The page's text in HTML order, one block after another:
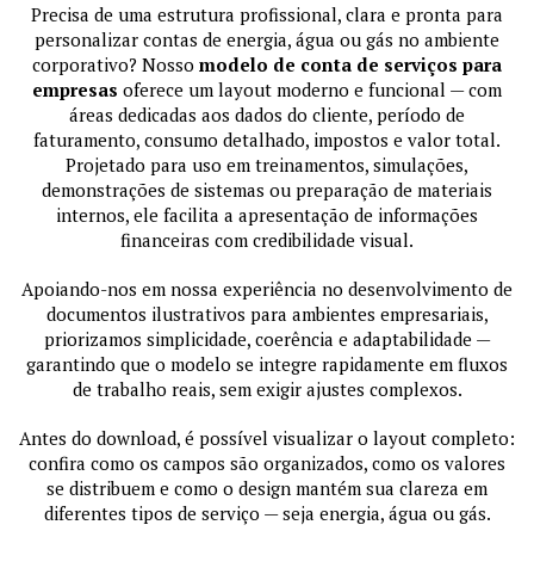
Precisa de uma estrutura profissional, clara e pronta para
personalizar contas de energia, água ou gás no ambiente
corporativo? Nosso modelo de conta de serviços para
empresas oferece um layout moderno e funcional — com
áreas dedicadas aos dados do cliente, período de
faturamento, consumo detalhado, impostos e valor total.
Projetado para uso em treinamentos, simulações,
demonstrações de sistemas ou preparação de materiais
internos, ele facilita a apresentação de informações
financeiras com credibilidade visual.
Apoiando-nos em nossa experiência no desenvolvimento de
documentos ilustrativos para ambientes empresariais,
priorizamos simplicidade, coerência e adaptabilidade —
garantindo que o modelo se integre rapidamente em fluxos
de trabalho reais, sem exigir ajustes complexos.
Antes do download, é possível visualizar o layout completo:
confira como os campos são organizados, como os valores
se distribuem e como o design mantém sua clareza em
diferentes tipos de serviço — seja energia, água ou gás.